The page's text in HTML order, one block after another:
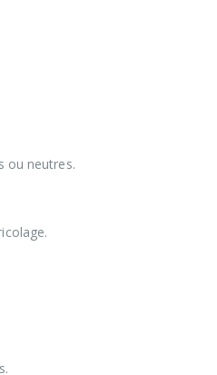
ou neutres.